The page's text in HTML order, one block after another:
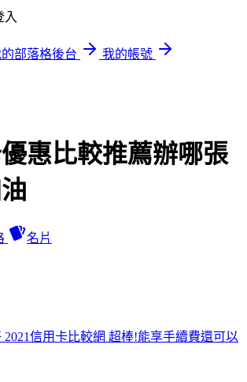
入
部落格後台
我的帳號
惠比較推薦辦哪張
名片
2021信用卡比較網 超棒!能享手續費還可以